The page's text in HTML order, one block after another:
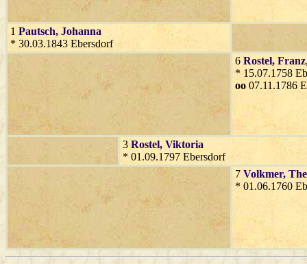
1 Pautsch, Johanna
* 30.03.1843 Ebersdorf
6 Rostel, Franz
* 15.07.1758
oo 07.11.1786
3 Rostel, Viktoria
* 01.09.1797 Ebersdorf
7 Volkmer,
* 01.06.1760